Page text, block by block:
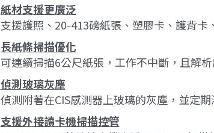
紙材支援更廣泛
支援護照、20-413磅紙張、塑膠卡、護背卡
長紙條掃描優化
可連續掃描6公尺紙張，工作不中斷，且解
偵測玻璃灰塵
偵測附著在CIS感測器上玻璃的灰塵，並定
支援外接讀卡機掃描控管